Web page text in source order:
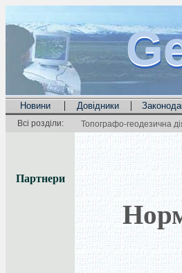
Новини | Довідники |
Всі розділи: Топографо-геодезична
Партнери